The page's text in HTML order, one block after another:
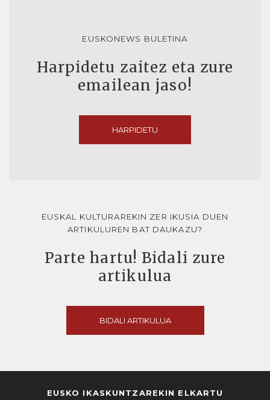
EUSKONEWS BULETINA
Harpidetu zaitez eta zure
emailean jaso!
HARPIDETU
EUSKAL KULTURAREKIN ZER IKUSIA DUEN
ARTIKULUREN BAT DAUKAZU?
Parte hartu! Bidali zure
artikulua
BIDALI ARTIKULUA
EUSKO IKASKUNTZAREKIN ELKARTU